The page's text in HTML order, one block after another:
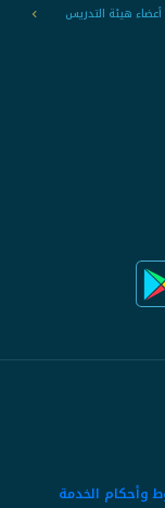
هيئة التدريس
وأحكام الخدمة